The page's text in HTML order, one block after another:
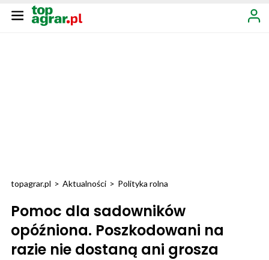
topagrar.pl > Aktualności > Polityka rolna
Pomoc dla sadowników
opóźniona. Poszkodowani na
razie nie dostaną ani grosza